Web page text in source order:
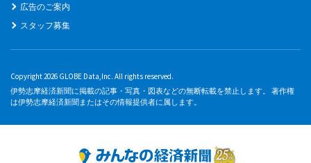
広告のご案内
スタッフ募集
Copyright 2026 GLOBE Data,Inc. All rights reserved.
伊勢志摩経済新聞に掲載の記事・写真・図表などの無断転載を禁止します。 著作権
は伊勢志摩経済新聞またはその情報提供者に属します。